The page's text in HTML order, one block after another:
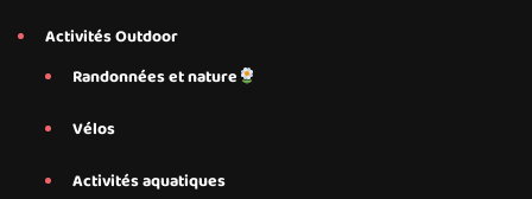
Activités Outdoor
Randonnées et nature
Vélos
Activités aquatiques